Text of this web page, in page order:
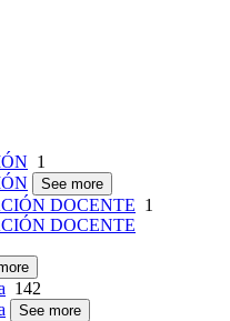
1
See more
DOCENTE 1
DOCENTE
142
See more